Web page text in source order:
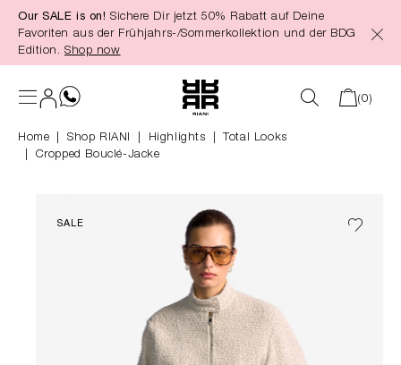
springen
Our SALE is on! Sichere Dir jetzt 50% Rabatt auf Deine
Favoriten aus der Frühjahrs-/Sommerkollektion und der BDG
Edition. Shop now
(0)
Home Shop RIANI Highlights
Total Looks
Cropped Bouclé-Jacke
SALE